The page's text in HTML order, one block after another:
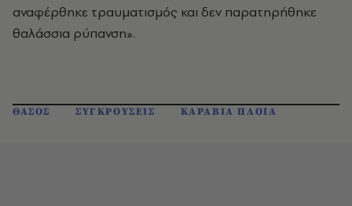
αναφέρθηκε τραυματισμός και δεν παρατηρήθηκε
θαλάσσια ρύπανση».
ΘΑΣΟΣ ΣΥΓΚΡΟΥΣΕΙΣ ΚΑΡΑΒΙΑ ΠΛΟΙΑ